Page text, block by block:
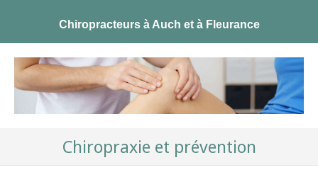
Chiropracteurs à Auch et à Fleurance
Chiropraxie et prévention